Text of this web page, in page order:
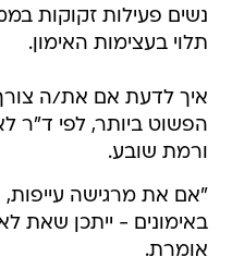
תלוי בעצימות האימון.
איך לדעת אם את/ה
הפשוט ביותר, לפי ד"ר
ורמת שובע.
"אם את מרגישה עייפות,
באימונים - ייתכן שאת
אומרת.